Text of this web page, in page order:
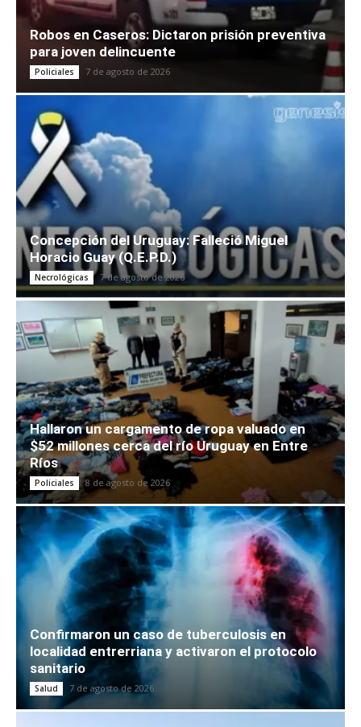
Robos en Caseros: Dictaron prisión preventiva
para joven delincuente
Policiales 7 de agosto de 2026
Concepción del Uruguay: Falleció Miguel
Horacio Guay (Q.E.P.D.)
Necrológicas 7 de agosto de 2026
Hallaron un cargamento de ropa valuado en
$52 millones cerca del río Uruguay en Entre
Ríos
Policiales 8 de agosto de 2026
Confirmaron un caso de tuberculosis en
localidad entrerriana y activaron el protocolo
sanitario
Salud 7 de agosto de 2026